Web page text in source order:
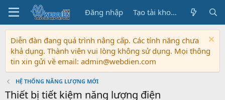
Đăng nhập Tạo tài khoản
Diễn đàn đang quá trình nâng cấp. Các tính năng chưa
khả dụng. Thành viên vui lòng không sử dụng. Mọi thông
tin xin gửi về email: admin@webdien.com
HỆ THỐNG NĂNG LƯỢNG MỚI
Thiết bị tiết kiệm năng lượng điện